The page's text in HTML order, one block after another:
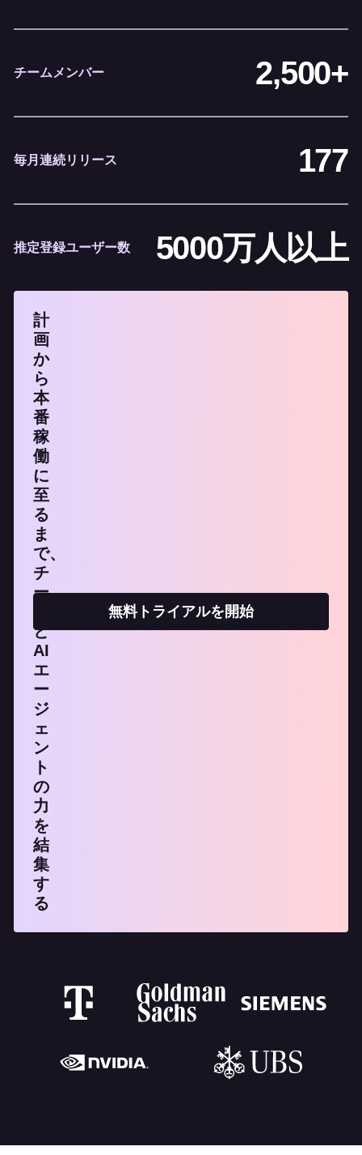
チームメンバー 2,500+
毎月連続リリース 177
推定登録ユーザー数 5000万人以上
計
画
か
ら
本
番
稼
働
に
至
る
ま
で、
チ
ー
と
AI
エ
ー
ジ
ェ
ン
ト
の
力
を
結
集
す
る
無料トライアルを開始